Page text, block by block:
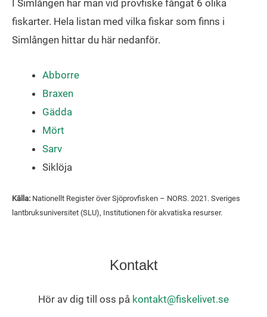
I Simlången har man vid provfiske fångat 6 olika
fiskarter. Hela listan med vilka fiskar som finns i
Simlången hittar du här nedanför.
Abborre
Braxen
Gädda
Mört
Sarv
Siklöja
Källa: Nationellt Register över Sjöprovfisken – NORS. 2021. Sveriges
lantbruksuniversitet (SLU), Institutionen för akvatiska resurser.
Kontakt
Hör av dig till oss på kontakt@fiskelivet.se